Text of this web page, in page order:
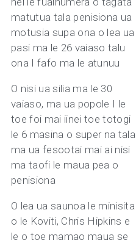
matutua tala penisiona ua
motusia supa ona o lea ua
pasi ma le 26 vaiaso talu
ona I fafo ma le atunuu
O nisi ua silia ma le 30
vaiaso, ma ua popole I le
toe foi mai iinei toe totogi
le 6 masina o super na tala
ma ua fesootai mai ai nisi
ma taofi le maua pea o
penisiona
O lea ua saunoa le minisita
o le Koviti, Chris Hipkins e
le o toe mamao maua se